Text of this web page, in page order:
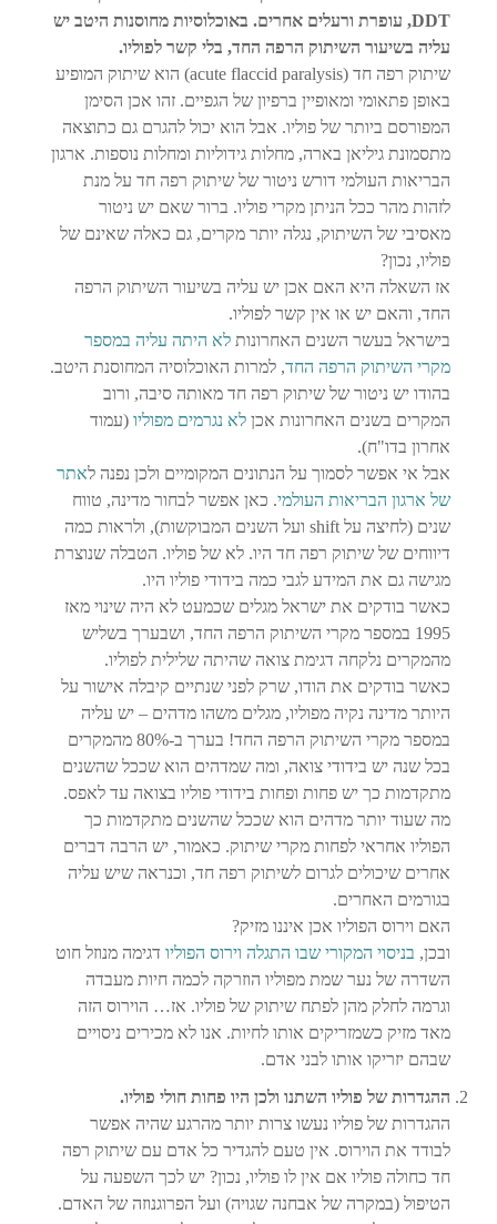
DDT, עופרת ורעלים אחרים. באוכלוסיות מחוסנות היטב יש
עליה בשיעור השיתוק הרפה החד, בלי קשר לפוליו.
שיתוק רפה חד (acute flaccid paralysis) הוא שיתוק המופיע
באופן פתאומי ומאופיין ברפיון של הגפיים. זהו אכן הסימן
המפורסם ביותר של פוליו. אבל הוא יכול להגרם גם כתוצאה
מתסמונת גיליאן בארה, מחלות גידוליות ומחלות נוספות. ארגון
הבריאות העולמי דורש ניטור של שיתוק רפה חד על מנת
לזהות מהר ככל הניתן מקרי פוליו. ברור שאם יש ניטור
מאסיבי של השיתוק, נגלה יותר מקרים, גם כאלה שאינם של
פוליו, נכון?
אז השאלה היא האם אכן יש עליה בשיעור השיתוק הרפה
החד, והאם יש או אין קשר לפוליו.
בישראל בעשר השנים האחרונותלא היתה עליה במספר
מקרי השיתוק הרפה החד, למרות האוכלוסיה המחוסנת היטב.
בהודו יש ניטור של שיתוק רפה חד מאותה סיבה, ורוב
המקרים בשנים האחרונות אכןלא נגרמים מפוליו (עמוד
אחרון בדו"ח).
אבל אי אפשר לסמוך על הנתונים המקומיים ולכן נפנה לאתר
של ארגון הבריאות העולמי. כאן אפשר לבחור מדינה, טווח
שנים (לחיצה על shift ועל השנים המבוקשות), ולראות כמה
דיווחים של שיתוק רפה חד היו. לא של פוליו. הטבלה שנוצרת
מגישה גם את המידע לגבי כמה בידודי פוליו היו.
כאשר בודקים את ישראל מגלים שכמעט לא היה שינוי מאז
1995 במספר מקרי השיתוק הרפה החד, ושבערך בשליש
מהמקרים נלקחה דגימת צואה שהיתה שלילית לפוליו.
כאשר בודקים את הודו, שרק לפני שנתיים קיבלה אישור על
היותר מדינה נקיה מפוליו, מגלים משהו מדהים – יש עליה
במספר מקרי השיתוק הרפה החד! בערך ב-80% מהמקרים
בכל שנה יש בידודי צואה, ומה שמדהים הוא שככל שהשנים
מתקדמות כך יש פחות ופחות בידודי פוליו בצואה עד לאפס.
מה שעוד יותר מדהים הוא שככל שהשנים מתקדמות כך
הפוליו אחראי לפחות מקרי שיתוק. כאמור, יש הרבה דברים
אחרים שיכולים לגרום לשיתוק רפה חד, וכנראה שיש עליה
בגורמים האחרים.
האם וירוס הפוליו אכן איננו מזיק?
ובכן, בניסוי המקורי שבו התגלה וירוס הפוליו דגימה מנוזל חוט
השדרה של נער שמת מפוליו הוזרקה לכמה חיות מעבדה
וגרמה לחלק מהן לפתח שיתוק של פוליו. אז… הוירוס הזה
מאד מזיק כשמזריקים אותו לחיות. אנו לא מכירים ניסויים
שבהם יזריקו אותו לבני אדם.
ההגדרות של פוליו השתנו ולכן היו פחות חולי פוליו.
ההגדרות של פוליו נעשו צרות יותר מהרגע שהיה אפשר
לבודד את הוירוס. אין טעם להגדיר כל אדם עם שיתוק רפה
חד כחולה פוליו אם אין לו פוליו, נכון? יש לכך השפעה על
הטיפול (במקרה של אבחנה שגויה) ועל הפרוגנוזה של האדם.